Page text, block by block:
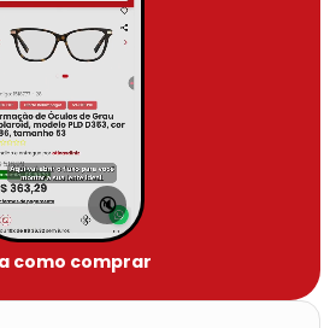
🔇
como comprar